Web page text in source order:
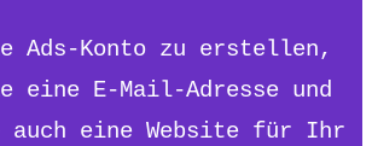
Ads-Konto zu erstellen,
eine E-Mail-Adresse und
auch eine Website für Ihr